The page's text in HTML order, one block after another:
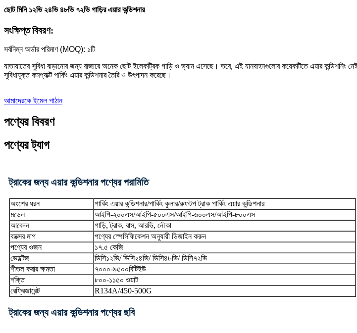
ছোট মিনি ১২ভি ২৪ভি ৪৮ভি ৭২ভি গাড়ির এয়ার কন্ডিশনার
সংক্ষিপ্ত বিবরণ:
সর্বনিম্ন অর্ডার পরিমাণ (MOQ): ১টি
যাতায়াতের সুবিধা বাড়ানোর জন্য বাজারে অনেক ছোট ইলেকট্রিক গাড়ি ও ভ্যান এসেছে। তবে, এই যানবাহনগুলোর কয়েকটিতে এয়ার
সুবিধাযুক্ত কমপ্যাক্ট পার্কিং এয়ার কন্ডিশনার তৈরি ও উৎপাদন করেছে।
আমাদেরকে ইমেল পাঠান
পণ্যের বিবরণ
পণ্যের ট্যাগ
ট্রাকের জন্য এয়ার কন্ডিশনার পণ্যের পরামিতি
অংশের ধরন
পার্কিং এয়ার কন্ডিশনার/পার্কিং কুলার/রুফটপ ট্রাক পার্কিং এয়ার কন্ডিশনার
মডেল
আইপি-২০০এস/আইপি-৫০০এস/আইপি-৬০০এস/আইপি-৮০০এস
আবেদন
গাড়ি, ট্রাক, বাস, আরভি, নৌকা
বাক্সের মাপ
পণ্যের স্পেসিফিকেশন অনুযায়ী ডিজাইন করুন
পণ্যের ওজন
১৭.৫ কেজি
ভোল্টেজ
ডিসি১২ভি/ ডিসি২৪ভি/ ডিসি৪৮ভি/ ডিসি৭২ভি
শীতল করার ক্ষমতা
৭০০০-৯৫০০বিটিইউ
শক্তি
৮০০-১১৫০ ওয়াট
রেফ্রিজারেন্ট
R134A/450-500G
ট্রাকের জন্য এয়ার কন্ডিশনার পণ্যের ছবি